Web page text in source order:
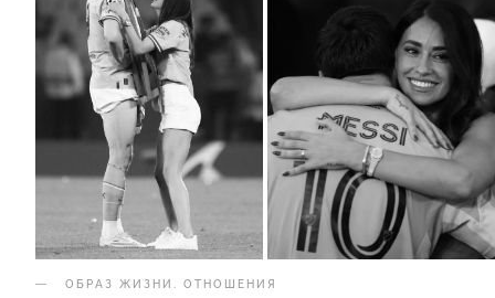
ОБРАЗ ЖИЗНИ ОТНОШЕНИЯ